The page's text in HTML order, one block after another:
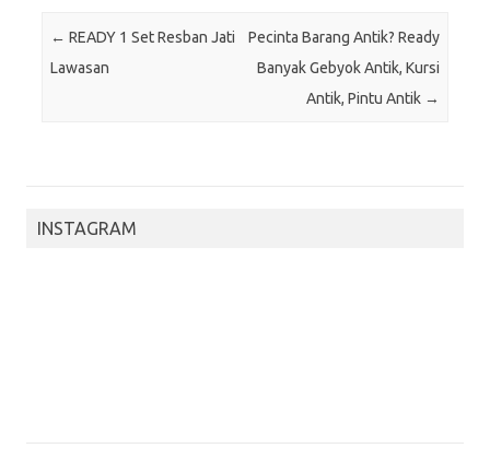
Post navigation
← READY 1 Set Resban Jati
Lawasan
Pecinta Barang Antik? Ready
Banyak Gebyok Antik, Kursi
Antik, Pintu Antik →
INSTAGRAM